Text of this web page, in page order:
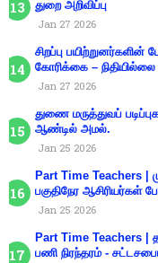
துறை அறிவிப்பு
Jan 27 2026
சிறப்பு
கோரிக்கை – நிதியில்லை
Jan 27 2026
துணை மருத்துவப்
ஆண்டில் அமல்.
Jan 25 2026
Part Time Teachers |
பகுதிநேர ஆசிரியர்கள்
Jan 25 2026
Part Time Teachers |
பணி நிரந்தரம் -